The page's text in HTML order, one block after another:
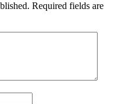
Required fields are